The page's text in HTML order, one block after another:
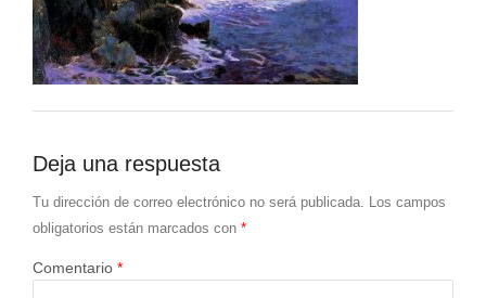
Deja una respuesta
Tu dirección de correo electrónico no será publicada. Los campos
obligatorios están marcados con *
Comentario *